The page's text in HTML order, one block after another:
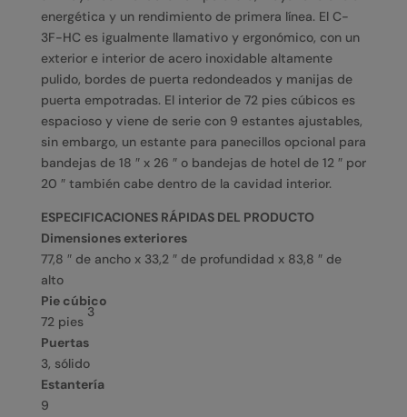
energética y un rendimiento de primera línea. El C-
3F-HC es igualmente llamativo y ergonómico, con un
exterior e interior de acero inoxidable altamente
pulido, bordes de puerta redondeados y manijas de
puerta empotradas. El interior de 72 pies cúbicos es
espacioso y viene de serie con 9 estantes ajustables,
sin embargo, un estante para panecillos opcional para
bandejas de 18 ″ x 26 ″ o bandejas de hotel de 12 ″ por
20 ″ también cabe dentro de la cavidad interior.
ESPECIFICACIONES RÁPIDAS DEL PRODUCTO
Dimensiones exteriores
77,8 ″ de ancho x 33,2 ″ de profundidad x 83,8 ″ de
alto
Pie cúbico
72 pies
3
Puertas
3, sólido
Estantería
9